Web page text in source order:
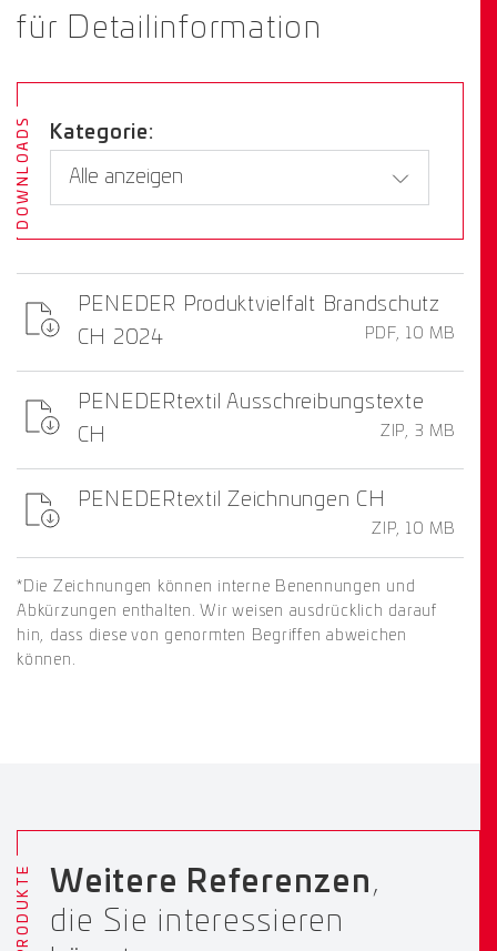
für Detailinformation
DOWNLOADS Kategorie:
PENEDER Produktvielfalt Brandschutz
CH 2024
PDF, 10 MB
PENEDERtextil Ausschreibungstexte
CH
ZIP, 3 MB
PENEDERtextil Zeichnungen CH
ZIP, 10 MB
*Die Zeichnungen können interne Benennungen und
Abkürzungen enthalten. Wir weisen ausdrücklich darauf
hin, dass diese von genormten Begriffen abweichen
können.
PRODUKTE Weitere Referenzen,
die Sie interessieren